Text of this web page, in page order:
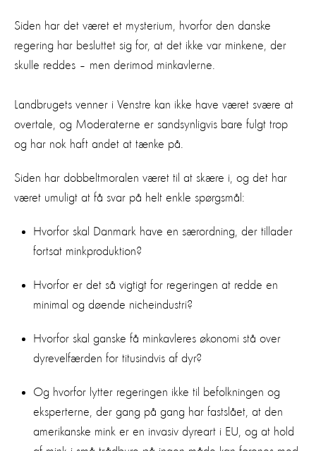
Siden har det været et mysterium, hvorfor den danske
regering har besluttet sig for, at det ikke var minkene, der
skulle reddes – men derimod minkavlerne.
Landbrugets venner i Venstre kan ikke have været svære at
overtale, og Moderaterne er sandsynligvis bare fulgt trop
og har nok haft andet at tænke på.
Siden har dobbeltmoralen været til at skære i, og det har
været umuligt at få svar på helt enkle spørgsmål:
Hvorfor skal Danmark have en særordning, der tillader
fortsat minkproduktion?
Hvorfor er det så vigtigt for regeringen at redde en
minimal og døende nicheindustri?
Hvorfor skal ganske få minkavleres økonomi stå over
dyrevelfærden for titusindvis af dyr?
Og hvorfor lytter regeringen ikke til befolkningen og
eksperterne, der gang på gang har fastslået, at den
amerikanske mink er en invasiv dyreart i EU, og at hold